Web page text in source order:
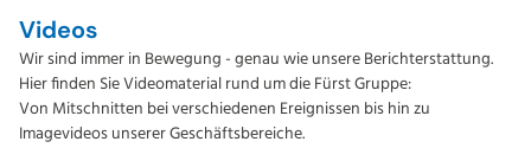
Videos
Wir sind immer in Bewegung - genau wie unsere Berichterstattung.
Hier finden Sie Videomaterial rund um die Fürst Gruppe:
Von Mitschnitten bei verschiedenen Ereignissen bis hin zu
Imagevideos unserer Geschäftsbereiche.